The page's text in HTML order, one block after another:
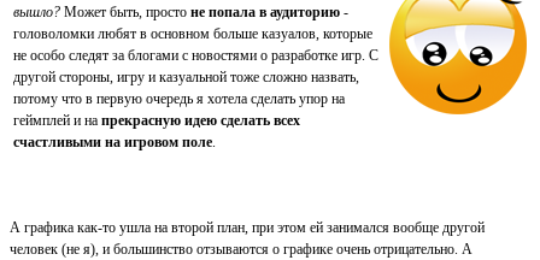
вышло? Может быть, просто не попала в аудиторию -
головоломки любят в основном больше казуалов, которые
не особо следят за блогами с новостями о разработке игр. С
другой стороны, игру и казуальной тоже сложно назвать,
потому что в первую очередь я хотела сделать упор на
геймплей и на прекрасную идею сделать всех
счастливыми на игровом поле
А графика как-то ушла на второй план, при этом ей занимался вообще другой
человек (не я), и большинство отзываются о графике очень отрицательно. А